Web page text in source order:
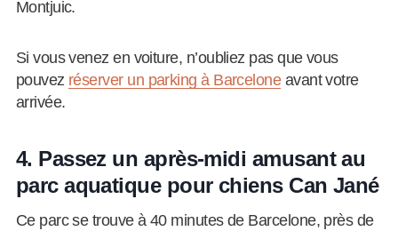
Montjuic.
Si vous venez en voiture, n’oubliez pas que vous
pouvez réserver un parking à Barceloneavant votre
arrivée.
4. Passez un après-midi amusant au
parc aquatique pour chiens Can Jané
Ce parc se trouve à 40 minutes de Barcelone, près de